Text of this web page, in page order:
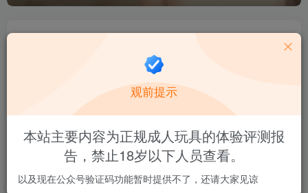
预算一千五左右，想买一个重一点的半身，有没有
262次阅读
★★★★★
★★★★★ 0 人参与
观前提示
本站主要内容为正规成人玩具的体验评测报
告，禁止18岁以下人员查看。
以及现在公众号验证码功能暂时提供不了，还请大家见谅